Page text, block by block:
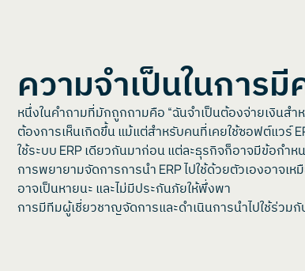
ความจำเป็นในการ
หนึ่งในคำถามที่มักถูกถามคือ “ฉันจำเป็นต้องจ่ายเงินสำ
ต้องการเห็นเกิดขึ้น แม้แต่สำหรับคนที่เคยใช้ซอฟต์แวร์
ใช้ระบบ ERP เดียวกันมาก่อน แต่ละธุรกิจก็อาจมีข้อกำ
การพยายามจัดการการนำ ERP ไปใช้ด้วยตัวเองอาจ
อาจเป็นหายนะ และไม่มีประกันภัยให้พึ่งพา
การมีทีมผู้เชี่ยวชาญจัดการและดำเนินการนำไปใช้ร่วม